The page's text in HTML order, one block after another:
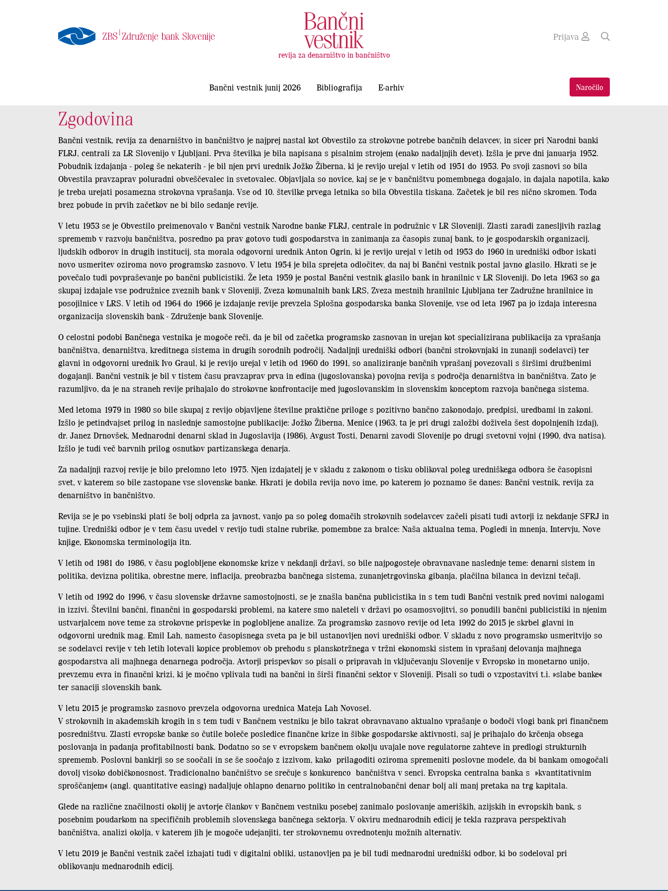
revija za denarništvo in bančništvo
Prijava
Bančni vestnik junij 2026 Bibliografija E-arhiv Naročilo
Zgodovina
Bančni vestnik, revija za denarništvo in bančništvo je najprej nastal kot Obvestilo za strokovne potrebe bančnih delavcev, in sicer pri Narodni banki
FLRJ, centrali za LR Slovenijo v Ljubljani. Prva številka je bila napisana s pisalnim strojem (enako nadaljnjih devet). Izšla je prve dni januarja 1952.
Pobudnik izdajanja - poleg še nekaterih - je bil njen prvi urednik Jožko Žiberna, ki je revijo urejal v letih od 1951 do 1953. Po svoji zasnovi so bila
Obvestila pravzaprav poluradni obveščevalec in svetovalec. Objavljala so novice, kaj se je v bančništvu pomembnega dogajalo, in dajala napotila, kako
je treba urejati posamezna strokovna vprašanja. Vse od 10. številke prvega letnika so bila Obvestila tiskana. Začetek je bil res nično skromen. Toda
brez pobude in prvih začetkov ne bi bilo sedanje revije.
V letu 1953 se je Obvestilo preimenovalo v Bančni vestnik Narodne banke FLRJ, centrale in podružnic v LR Sloveniji. Zlasti zaradi zanesljivih razlag
sprememb v razvoju bančništva, posredno pa prav gotovo tudi gospodarstva in zanimanja za časopis zunaj bank, to je gospodarskih organizacij,
ljudskih odborov in drugih institucij, sta morala odgovorni urednik Anton Ogrin, ki je revijo urejal v letih od 1953 do 1960 in uredniški odbor iskati
novo usmeritev oziroma novo programsko zasnovo. V letu 1954 je bila sprejeta odločitev, da naj bi Bančni vestnik postal javno glasilo. Hkrati se je
povečalo tudi povpraševanje po bančni publicistiki. Že leta 1959 je postal Bančni vestnik glasilo bank in hranilnic v LR Sloveniji. Do leta 1963 so ga
skupaj izdajale vse podružnice zveznih bank v Sloveniji, Zveza komunalnih bank LRS, Zveza mestnih hranilnic Ljubljana ter Zadružne hranilnice in
posojilnice v LRS. V letih od 1964 do 1966 je izdajanje revije prevzela Splošna gospodarska banka Slovenije, vse od leta 1967 pa jo izdaja interesna
organizacija slovenskih bank - Združenje bank Slovenije.
O celostni podobi Bančnega vestnika je mogoče reči, da je bil od začetka programsko zasnovan in urejan kot specializirana publikacija za vprašanja
bančništva, denarništva, kreditnega sistema in drugih sorodnih področij. Nadaljnji uredniški odbori (bančni strokovnjaki in zunanji sodelavci) ter
glavni in odgovorni urednik Ivo Graul, ki je revijo urejal v letih od 1960 do 1991, so analiziranje bančnih vprašanj povezovali s širšimi družbenimi
dogajanji. Bančni vestnik je bil v tistem času pravzaprav prva in edina (jugoslovanska) povojna revija s področja denarništva in bančništva. Zato je
razumljivo, da je na straneh revije prihajalo do strokovne konfrontacije med jugoslovanskim in slovenskim konceptom razvoja bančnega sistema.
Med letoma 1979 in 1980 so bile skupaj z revijo objavljene številne praktične priloge s pozitivno bančno zakonodajo, predpisi, uredbami in zakoni.
Izšlo je petindvajset prilog in naslednje samostojne publikacije: Jožko Žiberna, Menice (1963, ta je pri drugi založbi doživela šest dopolnjenih izdaj),
dr. Janez Drnovšek, Mednarodni denarni sklad in Jugoslavija (1986), Avgust Tosti, Denarni zavodi Slovenije po drugi svetovni vojni (1990, dva natisa).
Izšlo je tudi več barvnih prilog osnutkov partizanskega denarja.
Za nadaljnji razvoj revije je bilo prelomno leto 1975. Njen izdajatelj je v skladu z zakonom o tisku oblikoval poleg uredniškega odbora še časopisni
svet, v katerem so bile zastopane vse slovenske banke. Hkrati je dobila revija novo ime, po katerem jo poznamo še danes: Bančni vestnik, revija za
denarništvo in bančništvo.
Revija se je po vsebinski plati še bolj odprla za javnost, vanjo pa so poleg domačih strokovnih sodelavcev začeli pisati tudi avtorji iz nekdanje SFRJ in
tujine. Uredniški odbor je v tem času uvedel v revijo tudi stalne rubrike, pomembne za bralce: Naša aktualna tema, Pogledi in mnenja, Intervju, Nove
knjige, Ekonomska terminologija itn.
V letih od 1981 do 1986, v času poglobljene ekonomske krize v nekdanji državi, so bile najpogosteje obravnavane naslednje teme: denarni sistem in
politika, devizna politika, obrestne mere, inflacija, preobrazba bančnega sistema, zunanjetrgovinska gibanja, plačilna bilanca in devizni tečaji.
V letih od 1992 do 1996, v času slovenske državne samostojnosti, se je znašla bančna publicistika in s tem tudi Bančni vestnik pred novimi nalogami
in izzivi. Številni bančni, finančni in gospodarski problemi, na katere smo naleteli v državi po osamosvojitvi, so ponudili bančni publicistiki in njenim
ustvarjalcem nove teme za strokovne prispevke in poglobljene analize. Za programsko zasnovo revije od leta 1992 do 2015 je skrbel glavni in
odgovorni urednik mag. Emil Lah, namesto časopisnega sveta pa je bil ustanovljen novi uredniški odbor. V skladu z novo programsko usmeritvijo so
se sodelavci revije v teh letih lotevali kopice problemov ob prehodu s planskotržnega v tržni ekonomski sistem in vprašanj delovanja majhnega
gospodarstva ali majhnega denarnega področja. Avtorji prispevkov so pisali o pripravah in vključevanju Slovenije v Evropsko in monetarno unijo,
prevzemu evra in finančni krizi, ki je močno vplivala tudi na bančni in širši finančni sektor v Sloveniji. Pisali so tudi o vzpostavitvi t.i. »slabe banke«
ter sanaciji slovenskih bank.
V letu 2015 je programsko zasnovo prevzela odgovorna urednica Mateja Lah Novosel.
V strokovnih in akademskih krogih in s tem tudi v Bančnem vestniku je bilo takrat obravnavano aktualno vprašanje o bodoči vlogi bank pri finančnem
posredništvu. Zlasti evropske banke so čutile boleče posledice finančne krize in šibke gospodarske aktivnosti, saj je prihajalo do krčenja obsega
poslovanja in padanja profitabilnosti bank. Dodatno so se v evropskem bančnem okolju uvajale nove regulatorne zahteve in predlogi strukturnih
sprememb. Poslovni bankirji so se soočali in se še soočajo z izzivom, kako prilagoditi oziroma spremeniti poslovne modele, da bi bankam omogočali
dovolj visoko dobičkonosnost. Tradicionalno bančništvo se srečuje s konkurenco bančništva v senci. Evropska centralna banka s »kvantitativnim
sproščanjem« (angl. quantitative easing) nadaljuje ohlapno denarno politiko in centralnobančni denar bolj ali manj pretaka na trg kapitala.
Glede na različne značilnosti okolij je avtorje člankov v Bančnem vestniku posebej zanimalo poslovanje ameriških, azijskih in evropskih bank, s
posebnim poudarkom na specifičnih problemih slovenskega bančnega sektorja. V okviru mednarodnih edicij je tekla razprava perspektivah
bančništva, analizi okolja, v katerem jih je mogoče udejanjiti, ter strokovnemu ovrednotenju možnih alternativ.
V letu 2019 je Bančni vestnik začel izhajati tudi v digitalni obliki, ustanovljen pa je bil tudi mednarodni uredniški odbor, ki bo sodeloval pri
oblikovanju mednarodnih edicij.